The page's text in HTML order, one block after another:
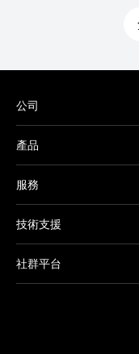
公司
產品
服務
技術支援
社群平台